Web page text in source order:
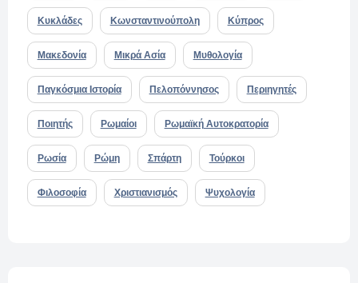
Κυκλάδες Κωνσταντινούπολη Κύπρος
Μακεδονία Μικρά Ασία Μυθολογία
Παγκόσμια Ιστορία Πελοπόννησος Περιηγητές
Ποιητής Ρωμαίοι Ρωμαϊκή Αυτοκρατορία
Ρωσία Ρώμη Σπάρτη Τούρκοι
Φιλοσοφία Χριστιανισμός Ψυχολογία